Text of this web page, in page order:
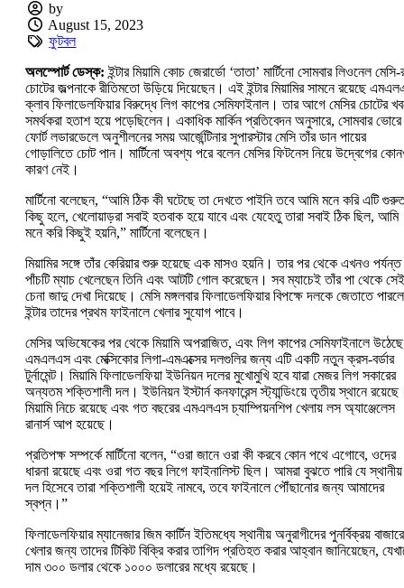
by
August 15, 2023
ফুটবল
অলস্পোর্ট ডেস্ক: ইন্টার মিয়ামি কোচ জেরার্ডো ‘তাতা’ মার্টিনো সোমবার লিওনেল মেসি-
চোটের জল্পনাকে রীতিমতো উড়িয়ে দিয়েছেন। এই ইন্টার মিয়ামির সামনে রয়েছে
ক্লাব ফিলাডেলফিয়ার বিরুদ্ধে লিগ কাপের সেমিফাইনাল। তার আগে মেসির চোটের
সমর্থকরা হতাশ হয়ে পড়েছিলেন। একাধিক মার্কিন প্রতিবেদন অনুসারে, সোমবার ভোরে
ফোর্ট লডারডেলে অনুশীলনের সময় আর্জেন্টিনার সুপারস্টার মেসি তাঁর ডান পায়ের
গোড়ালিতে চোট পান। মার্টিনো অবশ্য পরে বলেন মেসির ফিটনেস নিয়ে উদ্বেগের
কারণ নেই।
মার্টিনো বলেছেন, “আমি ঠিক কী ঘটেছে তা দেখতে পাইনি তবে আমি মনে করি এটি
কিছু হলে, খেলোয়াড়রা সবাই হতবাক হয়ে যাবে এবং যেহেতু তারা সবাই ঠিক ছিল, আমি
মনে করি কিছুই হয়নি,” মার্টিনো বলেছেন।
মিয়ামির সঙ্গে তাঁর কেরিয়ার শুরু হয়েছে এক মাসও হয়নি। তার পর থেকে এখনও পর্যন্ত
পাঁচটি ম্যাচ খেলেছেন তিনি এবং আটটি গোল করেছেন। সব ম্যাচেই তাঁর পা থেকে সেই
চেনা জাদু দেখা দিয়েছে। মেসি মঙ্গলবার ফিলাডেলফিয়ার বিপক্ষে দলকে জেতাতে পারলে
ইন্টার তাদের প্রথম ফাইনালে খেলার সুযোগ পাবে।
মেসির অভিষেকের পর থেকে মিয়ামি অপরাজিত, এবং লিগ কাপের সেমিফাইনালে
এমএলএস এবং মেক্সিকোর লিগা-এমএক্সের দলগুলির জন্য এটি একটি নতুন ক্রস-বর্ডার
টুর্নামেন্ট। মিয়ামি ফিলাডেলফিয়া ইউনিয়ন দলের মুখোমুখি হবে যারা মেজর লিগ সকারের
অন্যতম শক্তিশালী দল। ইউনিয়ন ইস্টার্ন কনফারেন্স স্ট্যান্ডিংয়ে তৃতীয় স্থানে
মিয়ামি নিচে রয়েছে এবং গত বছরের এমএলএস চ্যাম্পিয়নশিপ খেলায় লস অ্যাঞ্জেলেস
রানার্স আপ হয়েছে।
প্রতিপক্ষ সম্পর্কে মার্টিনো বলেন, “ওরা জানে ওরা কী করবে কোন পথে এগোবে, ওদের
ধারনা রয়েছে এবং ওরা গত বছর লিগে ফাইনালিস্ট ছিল। আমরা বুঝতে পারি যে স্থানীয়
দল হিসেবে তারা শক্তিশালী হয়েই নামবে, তবে ফাইনালে পৌঁছানোর জন্য আমাদের
স্বপ্ন।”
ফিলাডেলফিয়ার ম্যানেজার জিম কার্টিন ইতিমধ্যে স্থানীয় অনুরাগীদের পুনর্বিক্রয় বাজারে
খেলার জন্য তাদের টিকিট বিক্রি করার তাগিদ প্রতিহত করার আহ্বান জানিয়েছেন,
দাম ৩০০ ডলার থেকে ১০০০ ডলারের মধ্যে রয়েছে।